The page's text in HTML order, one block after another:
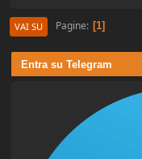
Entra su Telegram
VAI SU Pagine 1